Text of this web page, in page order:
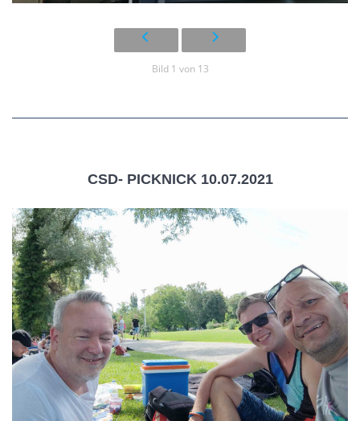
Bild 1 von 13
CSD- PICKNICK 10.07.2021